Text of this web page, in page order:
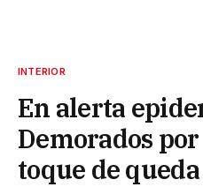
INTERIOR
En alerta
Demorados
toque de queda